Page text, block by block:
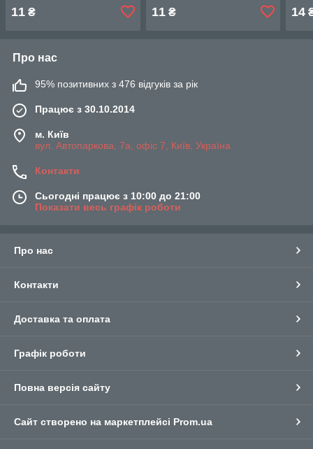
11 ₴ 11₴ 14
Про нас
95% позитивних з 476 відгуків за рік
Працює з 30.10.2014
м. Київ
вул. Автопаркова, 7а, офіс 7, Київ, Україна
Контакти
Сьогодні працює з 10:00 до 21:00
Показати весь графік роботи
Про нас
Контакти
Доставка та оплата
Графік роботи
Повна версія сайту
Сайт створено на маркетплейсі Prom.ua